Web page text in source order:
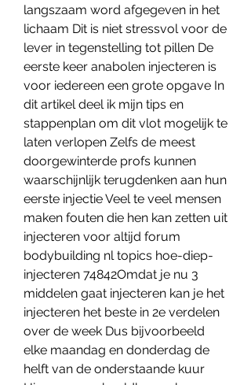
langszaam word afgegeven in het
lichaam Dit is niet stressvol voor de
lever in tegenstelling tot pillen De
eerste keer anabolen injecteren is
voor iedereen een grote opgave In
dit artikel deel ik mijn tips en
stappenplan om dit vlot mogelijk te
laten verlopen Zelfs de meest
doorgewinterde profs kunnen
waarschijnlijk terugdenken aan hun
eerste injectie Veel te veel mensen
maken fouten die hen kan zetten uit
injecteren voor altijd forum
bodybuilding nl topics hoe-diep-
injecteren 74842Omdat je nu 3
middelen gaat injecteren kan je het
injecteren het beste in 2e verdelen
over de week Dus bijvoorbeeld
elke maandag en donderdag de
helft van de onderstaande kuur